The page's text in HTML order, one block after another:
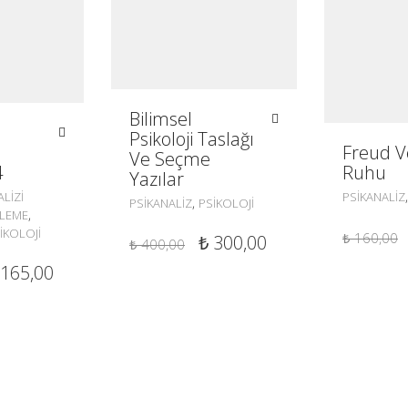
,
165,00
Bilimsel
Psikoloji Taslağı
Ve Seçme
Yazılar
PSIKANALIZ, PSIKOLOJI
₺400,00
ORIJINAL
₺ 300,00
Freud
Ruhu
PSIKANALIZ,
₺160,00